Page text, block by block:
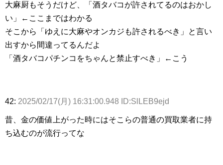
大麻厨もそうだけど、「酒タバコが許されてるのはおかし
い」←ここまではわかる
そこから「ゆえに大麻やオンカジも許されるべき」と言い
出すから間違ってるんだよ
「酒タバコパチンコをちゃんと禁止すべき」←こう
42: 2025/02/17(月) 16:31:00.948 ID:SlLEB9ejd
昔、金の価値上がった時にはそこらの普通の買取業者に持
ち込むのが流行ってな